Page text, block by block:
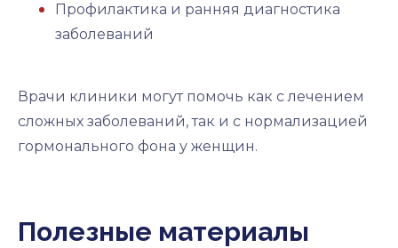
Профилактика и ранняя диагностика
заболеваний
Врачи клиники могут помочь как с лечением
сложных заболеваний, так и с нормализацией
гормонального фона у женщин.
Полезные материалы